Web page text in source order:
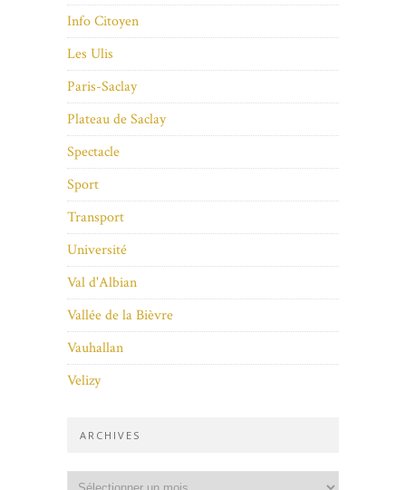
Info Citoyen
Les Ulis
Paris-Saclay
Plateau de Saclay
Spectacle
Sport
Transport
Université
Val d'Albian
Vallée de la Bièvre
Vauhallan
Velizy
ARCHIVES